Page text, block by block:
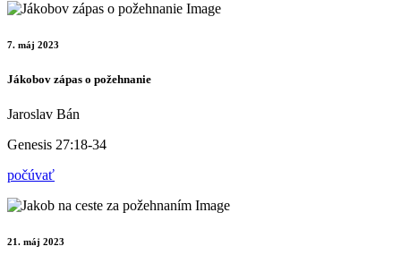
7. máj 2023
Jákobov zápas o požehnanie
Jaroslav Bán
Genesis 27:18-34
počúvať
21. máj 2023